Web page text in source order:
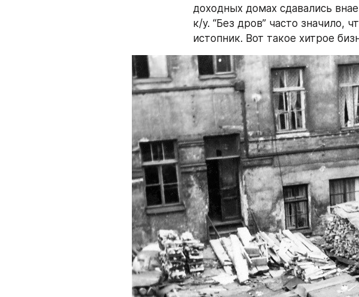
доходных домах сдавались
к/у. “Без дров” часто значило,
истопник. Вот такое хитрое